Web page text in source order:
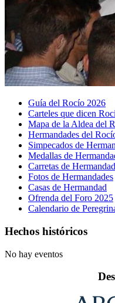
Guía del Rocío 2026
Carteles que dicen
Mapa de la Aldea del
Hermandades del
Simpecados de
Medallas de
Carretas de
Fotos de Hermandades
Casas de Hermandad
Ofrenda del Foro 2025
Calendario de
Hechos históricos
No hay eventos